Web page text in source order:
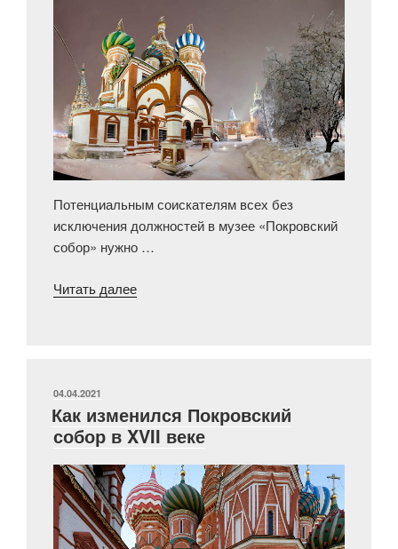
Потенциальным соискателям всех без
исключения должностей в музее «Покровский
собор» нужно …
Читать далее«Любите
ОПУБЛИКОВАНО
04.04.2021
Как изменился Покровский
собор в XVII веке